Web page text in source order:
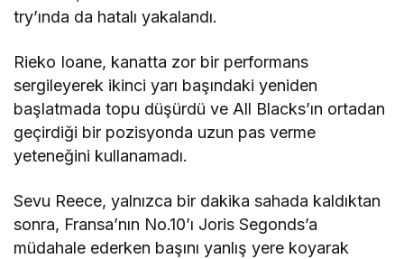
try’ında da hatalı yakalandı.
Rieko Ioane, kanatta zor bir performans
sergileyerek ikinci yarı başındaki yeniden
başlatmada topu düşürdü ve All Blacks’ın ortadan
geçirdiği bir pozisyonda uzun pas verme
yeteneğini kullanamadı.
Sevu Reece, yalnızca bir dakika sahada kaldıktan
sonra, Fransa’nın No.10’ı Joris Segonds’a
müdahale ederken başını yanlış yere koyarak